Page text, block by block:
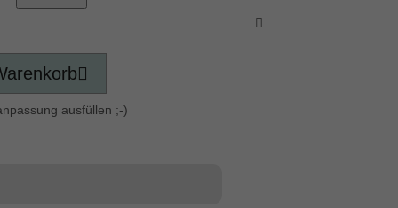
ausfüllen ;-)